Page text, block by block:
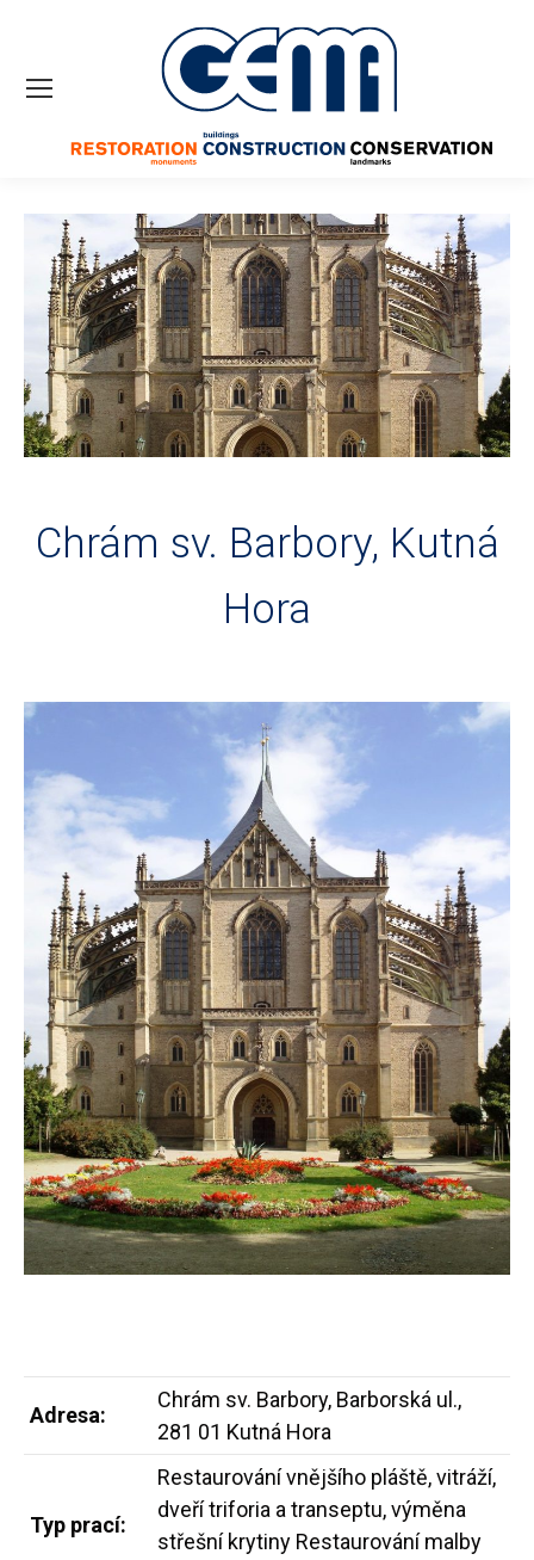
Chrám sv. Barbory, Kutná
Hora
Adresa:
Chrám sv. Barbory, Barborská ul.,
281 01 Kutná Hora
Typ prací:
Restaurování vnějšího pláště, vitráží,
dveří triforia a transeptu, výměna
střešní krytiny Restaurování malby